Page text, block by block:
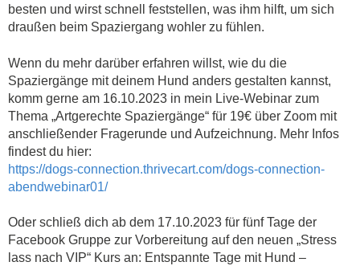
besten und wirst schnell feststellen, was ihm hilft, um sich
draußen beim Spaziergang wohler zu fühlen.
Wenn du mehr darüber erfahren willst, wie du die
Spaziergänge mit deinem Hund anders gestalten kannst,
komm gerne am 16.10.2023 in mein Live-Webinar zum
Thema „Artgerechte Spaziergänge“ für 19€ über Zoom mit
anschließender Fragerunde und Aufzeichnung. Mehr Infos
findest du hier:
https://dogs-connection.thrivecart.com/dogs-connection-
abendwebinar01/
Oder schließ dich ab dem 17.10.2023 für fünf Tage der
Facebook Gruppe zur Vorbereitung auf den neuen „Stress
lass nach VIP“ Kurs an: Entspannte Tage mit Hund –